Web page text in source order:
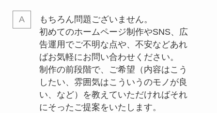
もちろん問題ございません。
初めてのホームページ制作やSNS、広
告運用でご不明な点や、不安などあれ
ばお気軽にお問い合わせください。
制作の前段階で、ご希望（内容はこう
したい、雰囲気はこういうのモノが良
い、など）を教えていただければそれ
にそったご提案をいたします。